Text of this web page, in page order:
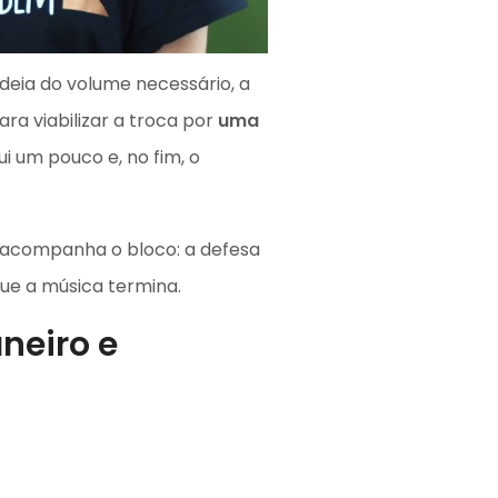
do volume necessário, a
viabilizar a troca por uma
um pouco e, no fim, o
o bloco: a defesa
a música termina.
e